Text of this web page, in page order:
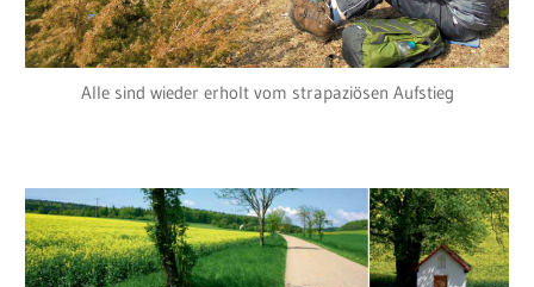
Alle sind wieder erholt vom strapaziösen Aufstieg